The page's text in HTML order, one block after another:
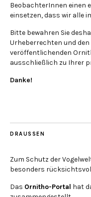
BeobachterInnen einen
einsetzen, dass wir alle
Bitte bewahren Sie
Urheberrechten und
veröffentlichenden
ausschließlich zu Ihrer
Danke!
DRAUSSEN
Zum Schutz der
besonders
Das Ornitho-Portal hat